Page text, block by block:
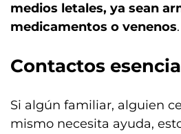
medios letales, ya sean
medicamentos o venenos.
Contactos
Si algún familiar, alguien
mismo necesita ayuda,